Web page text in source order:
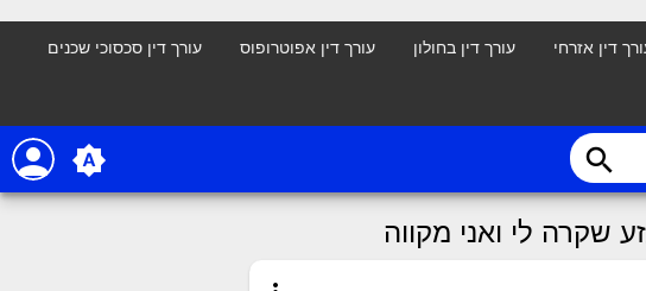
דין אזרחי עורך דין בחולון עורך דין אפוטרופוס עורך דין סכסוכי שכנים
person search
brightness_auto
לי ואני מקווה